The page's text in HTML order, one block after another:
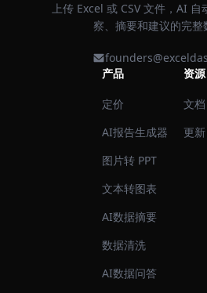
上传 Excel 或 CSV 文件，AI 自
察、摘要和建议的完整
产品
定价
AI报告生成器
图片转 PPT
文本转图表
AI数据摘要
数据清洗
AI数据问答
资源
文档
更